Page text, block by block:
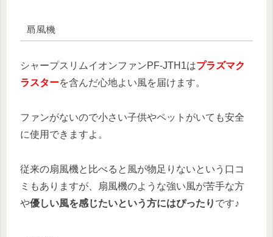
扇風機
シャープスリムイオンファンPF-JTH1はプラズマク
ラスターを含んだ心地よい風を届けます。
ファンがないので小さい子供やペットがいても安全
に使用できますよ。
従来の扇風機と比べると風が物足りないという口コ
ミもありますが、扇風機のような強い風が苦手な方
や優しい風を感じたいという方にはぴったり です♪